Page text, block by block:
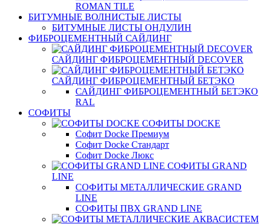
ROMAN TILE
БИТУМНЫЕ ВОЛНИСТЫЕ ЛИСТЫ
БИТУМНЫЕ ЛИСТЫ ОНДУЛИН
ФИБРОЦЕМЕНТНЫЙ САЙДИНГ
САЙДИНГ ФИБРОЦЕМЕНТНЫЙ DECOVER
САЙДИНГ ФИБРОЦЕМЕНТНЫЙ БЕТЭКО
САЙДИНГ ФИБРОЦЕМЕНТНЫЙ БЕТЭКО
RAL
СОФИТЫ
СОФИТЫ DOCKE
Софит Docke Премиум
Софит Docke Стандарт
Софит Docke Люкс
СОФИТЫ GRAND
LINE
СОФИТЫ МЕТАЛЛИЧЕСКИЕ GRAND
LINE
СОФИТЫ ПВХ GRAND LINE